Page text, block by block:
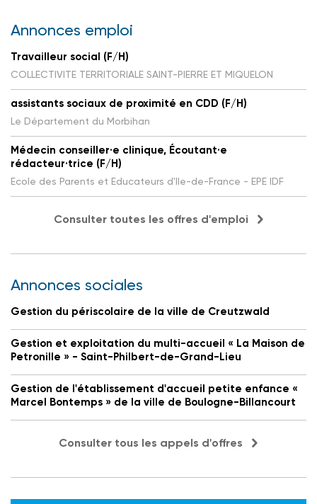
Annonces emploi
Travailleur social (F/H)
COLLECTIVITE TERRITORIALE SAINT-PIERRE ET MIQUELON
assistants sociaux de proximité en CDD (F/H)
Le Département du Morbihan
Médecin conseiller·e clinique, Écoutant·e
rédacteur·trice (F/H)
Ecole des Parents et Educateurs d'Ile-de-France - EPE IDF
Consulter toutes les offres d'emploi
Annonces sociales
Gestion du périscolaire de la ville de Creutzwald
Gestion et exploitation du multi-accueil « La Maison de
Petronille » - Saint-Philbert-de-Grand-Lieu
Gestion de l'établissement d'accueil petite enfance «
Marcel Bontemps » de la ville de Boulogne-Billancourt
Consulter tous les appels d'offres